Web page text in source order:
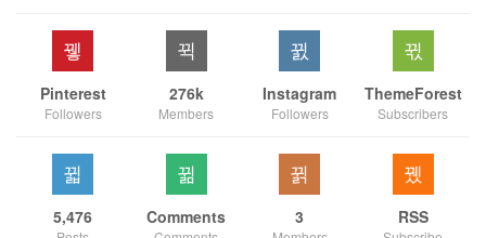
Pinterest
Followers
276k
Members
Instagram
Followers
ThemeForest
Subscribers
5,476 Comments 3 RSS